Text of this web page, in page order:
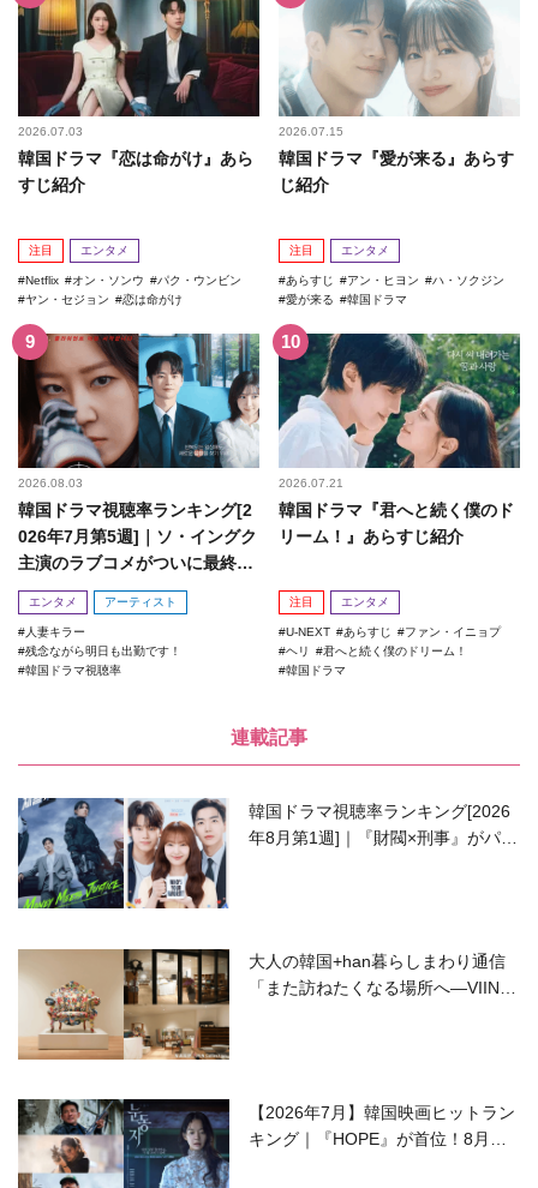
2026.07.03
韓国ドラマ『恋は命がけ』あら
すじ紹介
注目 エンタメ
Netflix オン・ソンウ
パク・ウンビン
ヤン・セジョン
恋は命がけ
2026.07.15
韓国ドラマ『愛が来る』あらす
じ紹介
注目 エンタメ
あらすじ アン・ヒヨン
ハ・ソクジン
愛が来る
韓国ドラマ
2026.08.03
韓国ドラマ視聴率ランキング[2
026年7月第5週]｜ソ・イングク
主演のラブコメがついに最終
回！
エンタメ アーティスト
人妻キラー
残念ながら明日も出勤です！
韓国ドラマ視聴率
2026.07.21
韓国ドラマ『君へと続く僕のド
リーム！』あらすじ紹介
注目 エンタメ
U-NEXT あらすじ
ファン・イニョプ
ヘリ
君へと続く僕のドリーム！
韓国ドラマ
連載記事
韓国ドラマ視聴率ランキング[2026
年8月第1週]｜『財閥×刑事』がパワ
大人の韓国+han暮らしまわり通信
「また訪ねたくなる場所へ―VIIN C
【2026年7月】韓国映画ヒットラン
キング｜『HOPE』が首位！8月公